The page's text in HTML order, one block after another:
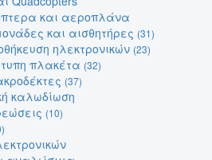
και αεροπλάνα
και αισθητήρες (31)
ηλεκτρονικών (23)
πλακέτα (32)
(37)
καλωδίωση
(10)